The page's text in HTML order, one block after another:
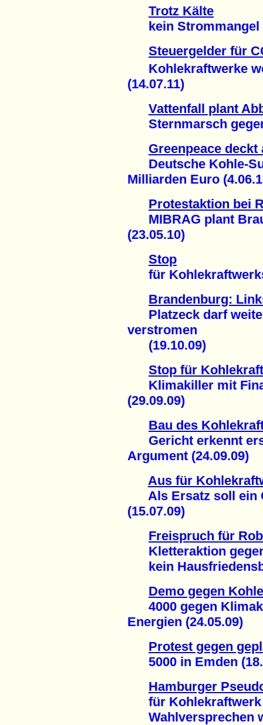
Trotz Kälte
kein Strommangel
Steuergelder für
Kohlekraftwerke
(14.07.11)
Vattenfall plant
Sternmarsch gegen
Greenpeace deckt
Deutsche Kohle-
Milliarden Euro
Protestaktion bei
MIBRAG plant
(23.05.10)
Stop
für
Brandenburg:
Platzeck darf
verstromen
(19.10.09)
Stop für
Klimakiller mit
(29.09.09)
Bau des
Gericht erkennt
Argument (24.09.09)
Aus für
Als Ersatz soll ein
(15.07.09)
Freispruch für
Kletteraktion
kein
Demo gegen
4000 gegen
Energien (24.05.09)
Protest gegen
5000 in Emden
Hamburger
für Kohlekraftwerk
Wahlversprechen